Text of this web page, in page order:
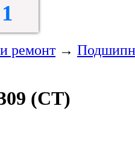
1
ремонт→
(CT)